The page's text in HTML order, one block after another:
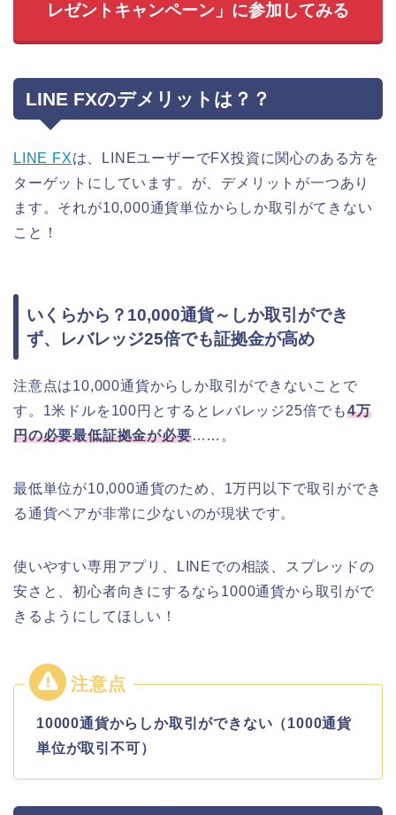
レゼントキャンペーン」に参加してみる
LINE FXのデメリットは？？
LINE FXは、LINEユーザーでFX投資に関心のある方を
ターゲットにしています。が、デメリットが一つあり
ます。それが10,000通貨単位からしか取引がてきない
こと！
いくらから？10,000通貨～しか取引ができ
ず、レバレッジ25倍でも証拠金が高め
注意点は10,000通貨からしか取引ができないことで
す。1米ドルを100円とするとレバレッジ25倍でも4万
円の必要最低証拠金が必要……。
最低単位が10,000通貨のため、1万円以下で取引ができ
る通貨ペアが非常に少ないのが現状です。
使いやすい専用アプリ、LINEでの相談、スプレッドの
安さと、初心者向きにするなら1000通貨から取引がで
きるようにしてほしい！
10000通貨からしか取引ができない（1000通貨
単位が取引不可）